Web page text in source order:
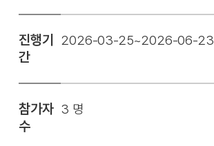
진행기
간
2026-03-25~2026-06-23
참가자
수
3 명